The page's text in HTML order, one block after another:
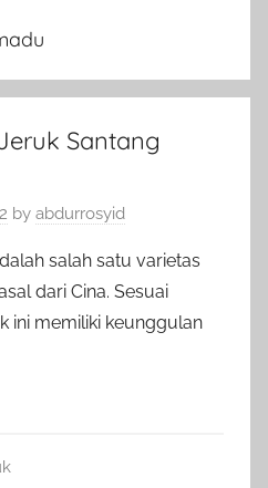
Santang
by abdurrosyid
salah satu varietas
dari Cina. Sesuai
ini memiliki keunggulan